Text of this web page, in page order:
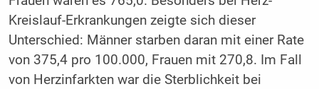
Kreislauf-Erkrankungen zeigte sich dieser
Unterschied: Männer starben daran mit einer Rate
von 375,4 pro 100.000, Frauen mit 270,8. Im Fall
von Herzinfarkten war die Sterblichkeit bei